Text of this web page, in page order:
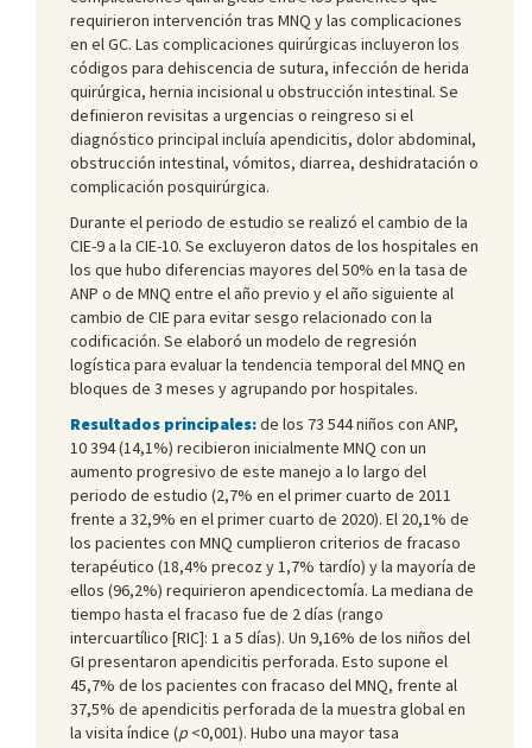
requirieron intervención tras MNQ y las complicaciones
en el GC. Las complicaciones quirúrgicas incluyeron los
códigos para dehiscencia de sutura, infección de herida
quirúrgica, hernia incisional u obstrucción intestinal. Se
definieron revisitas a urgencias o reingreso si el
diagnóstico principal incluía apendicitis, dolor abdominal,
obstrucción intestinal, vómitos, diarrea, deshidratación o
complicación posquirúrgica.
Durante el periodo de estudio se realizó el cambio de la
CIE-9 a la CIE-10. Se excluyeron datos de los hospitales en
los que hubo diferencias mayores del 50% en la tasa de
ANP o de MNQ entre el año previo y el año siguiente al
cambio de CIE para evitar sesgo relacionado con la
codificación. Se elaboró un modelo de regresión
logística para evaluar la tendencia temporal del MNQ en
bloques de 3 meses y agrupando por hospitales.
Resultados principales:de los 73 544 niños con ANP,
10 394 (14,1%) recibieron inicialmente MNQ con un
aumento progresivo de este manejo a lo largo del
periodo de estudio (2,7% en el primer cuarto de 2011
frente a 32,9% en el primer cuarto de 2020). El 20,1% de
los pacientes con MNQ cumplieron criterios de fracaso
terapéutico (18,4% precoz y 1,7% tardío) y la mayoría de
ellos (96,2%) requirieron apendicectomía. La mediana de
tiempo hasta el fracaso fue de 2 días (rango
intercuartílico [RIC]: 1 a 5 días). Un 9,16% de los niños del
GI presentaron apendicitis perforada. Esto supone el
45,7% de los pacientes con fracaso del MNQ, frente al
37,5% de apendicitis perforada de la muestra global en
la visita índice (p <0,001). Hubo una mayor tasa